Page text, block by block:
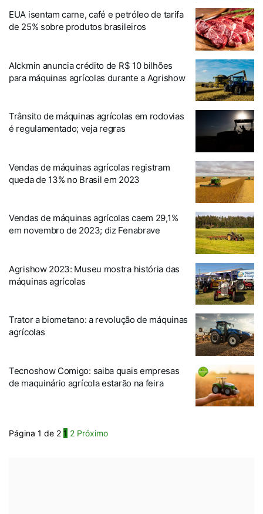
EUA isentam carne, café e petróleo de tarifa
de 25% sobre produtos brasileiros
Alckmin anuncia crédito de R$ 10 bilhões
para máquinas agrícolas durante a Agrishow
Trânsito de máquinas agrícolas em rodovias
é regulamentado; veja regras
Vendas de máquinas agrícolas registram
queda de 13% no Brasil em 2023
Vendas de máquinas agrícolas caem 29,1%
em novembro de 2023; diz Fenabrave
Agrishow 2023: Museu mostra história das
máquinas agrícolas
Trator a biometano: a revolução de máquinas
agrícolas
Tecnoshow Comigo: saiba quais empresas
de maquinário agrícola estarão na feira
Página 1 de 2 1 2 Próximo